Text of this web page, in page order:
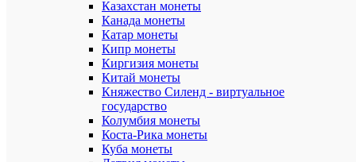
Казахстан монеты
Канада монеты
Катар монеты
Кипр монеты
Киргизия монеты
Китай монеты
Княжество Силенд - виртуальное
государство
Колумбия монеты
Коста-Рика монеты
Куба монеты